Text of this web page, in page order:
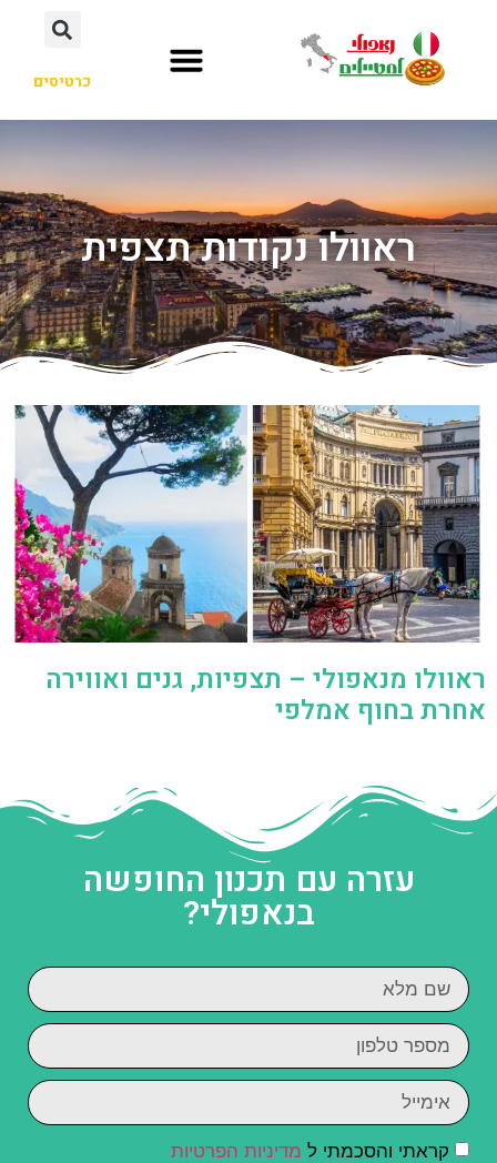
כרטיסים
ראוולו נקודות תצפית
ראוולו מנאפולי – תצפיות, גנים ואווירה
אחרת בחוף אמלפי
עזרה עם תכנון החופשה
בנאפולי?
קראתי והסכמתי ל מדיניות הפרטיות